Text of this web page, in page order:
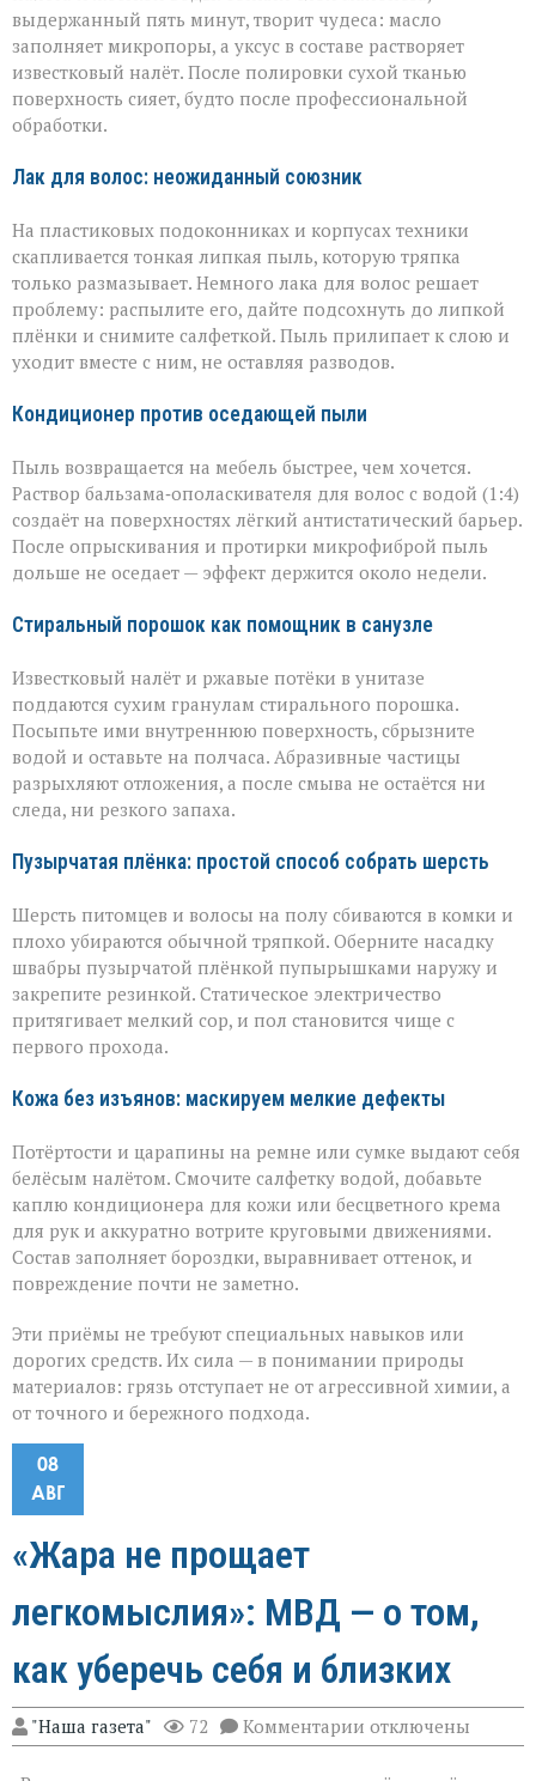
выдержанный пять минут, творит чудеса: масло
заполняет микропоры, а уксус в составе растворяет
известковый налёт. После полировки сухой тканью
поверхность сияет, будто после профессиональной
обработки.
Лак для волос: неожиданный союзник
На пластиковых подоконниках и корпусах техники
скапливается тонкая липкая пыль, которую тряпка
только размазывает. Немного лака для волос решает
проблему: распылите его, дайте подсохнуть до липкой
плёнки и снимите салфеткой. Пыль прилипает к слою и
уходит вместе с ним, не оставляя разводов.
Кондиционер против оседающей пыли
Пыль возвращается на мебель быстрее, чем хочется.
Раствор бальзама‑ополаскивателя для волос с водой (1:4)
создаёт на поверхностях лёгкий антистатический барьер.
После опрыскивания и протирки микрофиброй пыль
дольше не оседает — эффект держится около недели.
Стиральный порошок как помощник в санузле
Известковый налёт и ржавые потёки в унитазе
поддаются сухим гранулам стирального порошка.
Посыпьте ими внутреннюю поверхность, сбрызните
водой и оставьте на полчаса. Абразивные частицы
разрыхляют отложения, а после смыва не остаётся ни
следа, ни резкого запаха.
Пузырчатая плёнка: простой способ собрать шерсть
Шерсть питомцев и волосы на полу сбиваются в комки и
плохо убираются обычной тряпкой. Оберните насадку
швабры пузырчатой плёнкой пупырышками наружу и
закрепите резинкой. Статическое электричество
притягивает мелкий сор, и пол становится чище с
первого прохода.
Кожа без изъянов: маскируем мелкие дефекты
Потёртости и царапины на ремне или сумке выдают себя
белёсым налётом. Смочите салфетку водой, добавьте
каплю кондиционера для кожи или бесцветного крема
для рук и аккуратно вотрите круговыми движениями.
Состав заполняет бороздки, выравнивает оттенок, и
повреждение почти не заметно.
Эти приёмы не требуют специальных навыков или
дорогих средств. Их сила — в понимании природы
материалов: грязь отступает не от агрессивной химии, а
от точного и бережного подхода.
08
АВГ
«Жара не прощает
легкомыслия»: МВД — о том,
как уберечь себя и близких
"Наша газета" 72 Комментарии к
записи
отключены